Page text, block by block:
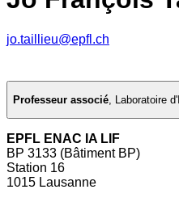
jo.taillieu@epfl.ch
Professeur associé, Laboratoire
EPFL ENAC IA LIF
BP 3133 (Bâtiment BP)
Station 16
1015 Lausanne